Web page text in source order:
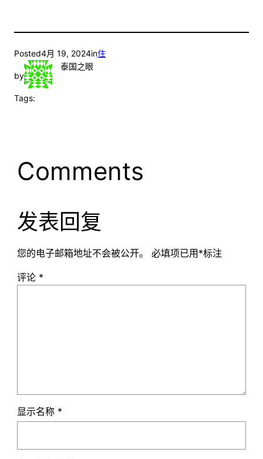
Posted4月 19, 2024in住
by
泰国之眼
Tags:
Comments
发表回复
您的电子邮箱地址不会被公开。 必填项已用*标注
评论 *
显示名称 *